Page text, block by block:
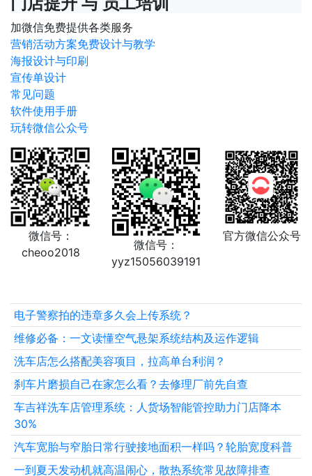
加微信免费提供各类服务
营销活动方案免费设计与教学
海报设计与印刷
宣传单设计
常见问题
软件使用手册
玩转微信公众号
微信号：
cheoo2018
微信号：
yyz15056039191
官方微信公众号
电子警察拍的违章多久会上传系统？
维修必备：一文读懂空气悬架系统结构及运作逻辑
洗车店怎么搭配美容项目，拉高单台利润？
刹车片磨损自己在家怎么看？去修理厂前先自查
车吉祥洗车店管理系统：人货场智能管控助力门店降本
30%
汽车宽胎与窄胎日常行驶接地面积一样吗？轮胎宽度科普
一到夏天发动机就高温闹心，散热系统常见故障排查